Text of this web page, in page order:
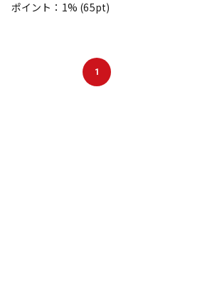
ポイント：1% (65pt)
1